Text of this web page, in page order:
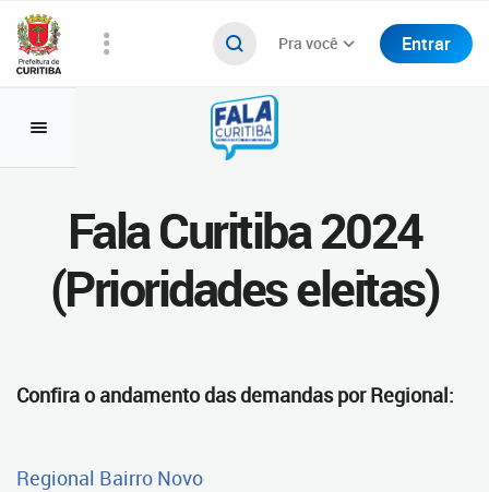
Pra você Entrar
Fala Curitiba 2024
(Prioridades eleitas)
Confira o andamento das demandas por Regional:
Regional Bairro Novo